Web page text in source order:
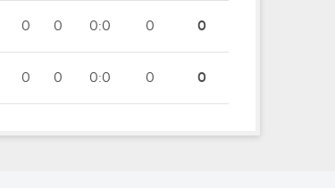
0 0 0:0 0 0
0 0 0:0 0 0